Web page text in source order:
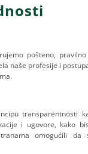
pošteno,
naše profesije i
transparentnosti
i ugovore, kako
omogućili da